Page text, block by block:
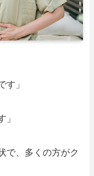
す」
」
で、多くの方がク